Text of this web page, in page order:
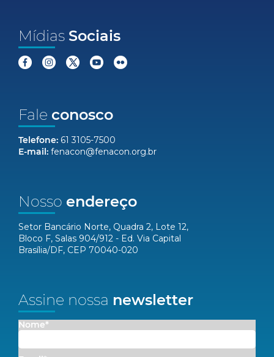
Mídias Sociais
Fale conosco
Telefone: 61 3105-7500
E-mail: fenacon@fenacon.org.br
Nosso endereço
Setor Bancário Norte, Quadra 2, Lote 12,
Bloco F, Salas 904/912 - Ed. Via Capital
Brasília/DF, CEP 70040-020
Assine nossa newsletter
Nome*